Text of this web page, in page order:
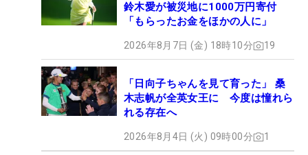
鈴木愛が被災地に1000万円寄付
「もらったお金をほかの人に」
2026年8月7日 (金) 18時10分 19
「日向子ちゃんを見て育った」 桑
木志帆が全英女王に 今度は憧れら
れる存在へ
2026年8月4日 (火) 09時00分 1